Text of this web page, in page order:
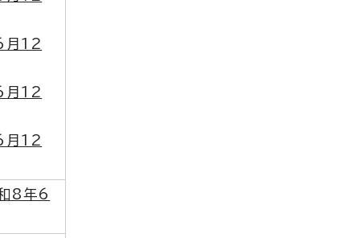
月12
月12
月12
8年6